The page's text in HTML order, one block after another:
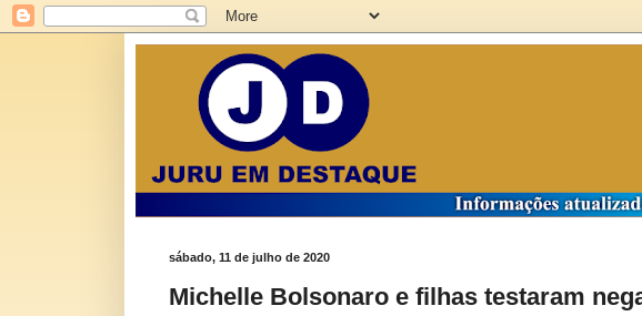
sábado, 11 de julho de 2020
Michelle Bolsonaro e filhas testaram